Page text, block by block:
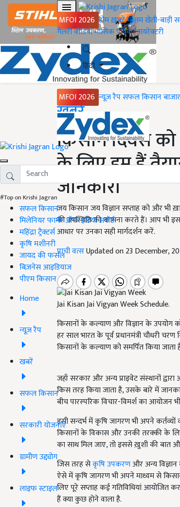
MFOI 2026 होमख़बरेंमौसमखेती-बाड़ी
गैलरीवीडियोमासिक पत्रिकाडायरेक्टरी
हिंदी
MFOI 2026 न्यूज़ रैपसफल किसानबाजार
#Top on Krishi Jagran
सफल किसान
मिलेनियर फार्मर ऑफ इंडिया अवॉर्ड
महिंद्रा ट्रैक्टर्स
कृषि मशीनरी
जायद की फसल
बिज़नेस आइडियाज
पीएम किसान
Home
न्यूज़ रैप
खबरें
सफल किसान
सरकारी योजनाएं
ग्रामीण उद्द्योग
लाइफ स्टाइल
Home
ख़बरें
किसान दिवस
के लिए हम हैं
जानकारी
जय किसान जय विज्ञान सप्ताह को और
की उपस्थिति की कामना करते हैं। आप भी
आधार पर उनका सही मार्गदर्शन करें.
प्राची वत्सUpdated on 23 December,
Jai Kisan Jai Vigyan Week Schedule.
किसानों के कल्याण और विज्ञान के उपयोग
हर साल भारत के पूर्व प्रधानमंत्री चौधरी
किसानों के कल्याण को समर्पित किया जाता
जहाँ सरकार और अन्य प्राइवेट संस्थानों
किस तरह किया जाता है, उसके बारे में
बीच पारस्‍परिक विचार-विमर्श का आयोजन
इसी सन्दर्भ में कृषि जागरण भी अपने
किसानों के विकास और उनकी तरक्की के
का साथ मिल जाए, तो इससे ख़ुशी की बात
जिस तरह सेकृषि उपकरणऔर अन्य
ऐसे में कृषि जागरण भी अपने माध्यम से
लिए पूरे सप्ताह कई गतिविधियां आयोजित
हैं क्या कुछ होने वाला है.